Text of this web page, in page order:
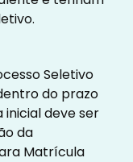
Seletivo
do prazo
inicial deve ser
da
Matrícula